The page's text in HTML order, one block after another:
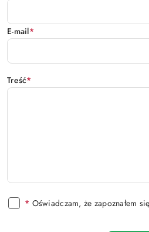
E-mail*
Treść*
* Oświadczam, że zapoznałem